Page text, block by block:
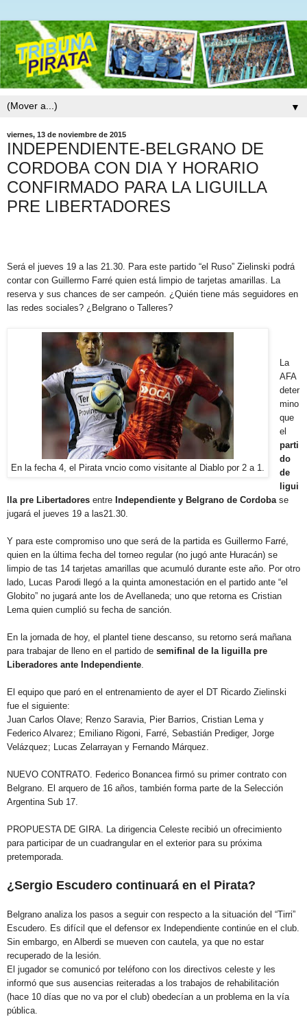
▼
viernes, 13 de noviembre de 2015
INDEPENDIENTE-BELGRANO DE
CORDOBA CON DIA Y HORARIO
CONFIRMADO PARA LA LIGUILLA
PRE LIBERTADORES
Será el jueves 19 a las 21.30. Para este partido “el Ruso” Zielinski podrá
contar con Guillermo Farré quien está limpio de tarjetas amarillas. La
reserva y sus chances de ser campeón. ¿Quién tiene más seguidores en
las redes sociales? ¿Belgrano o Talleres?
En la fecha 4, el Pirata vncio como visitante al Diablo por 2 a 1.
La
AFA
deter
mino
que
el
parti
do
de
ligui
lla pre Libertadores entre Independiente y Belgrano de Cordobase
jugará el jueves 19 a las21.30.
Y para este compromiso uno que será de la partida es Guillermo Farré,
quien en la última fecha del torneo regular (no jugó ante Huracán) se
limpio de tas 14 tarjetas amarillas que acumuló durante este año. Por otro
lado, Lucas Parodi llegó a la quinta amonestación en el partido ante “el
Globito” no jugará ante los de Avellaneda; uno que retorna es Cristian
Lema quien cumplió su fecha de sanción.
En la jornada de hoy, el plantel tiene descanso, su retorno será mañana
para trabajar de lleno en el partido de semifinal de la liguilla pre
Liberadores ante Independiente.
El equipo que paró en el entrenamiento de ayer el DT Ricardo Zielinski
fue el siguiente:
Juan Carlos Olave; Renzo Saravia, Pier Barrios, Cristian Lema y
Federico Alvarez; Emiliano Rigoni, Farré, Sebastián Prediger, Jorge
Velázquez; Lucas Zelarrayan y Fernando Márquez.
NUEVO CONTRATO. Federico Bonancea firmó su primer contrato con
Belgrano. El arquero de 16 años, también forma parte de la Selección
Argentina Sub 17.
PROPUESTA DE GIRA. La dirigencia Celeste recibió un ofrecimiento
para participar de un cuadrangular en el exterior para su próxima
pretemporada.
¿Sergio Escudero continuará en el Pirata?
Belgrano analiza los pasos a seguir con respecto a la situación del “Tirri”
Escudero. Es difícil que el defensor ex Independiente continúe en el club.
Sin embargo, en Alberdi se mueven con cautela, ya que no estar
recuperado de la lesión.
El jugador se comunicó por teléfono con los directivos celeste y les
informó que sus ausencias reiteradas a los trabajos de rehabilitación
(hace 10 días que no va por el club) obedecían a un problema en la vía
pública.